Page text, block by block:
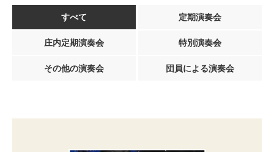
すべて 定期演奏会
庄内定期演奏会 特別演奏会
その他の演奏会 団員による演奏会